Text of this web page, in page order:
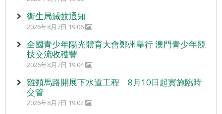
衛生局滅蚊通知
2026年8月7日 19:06
全國青少年陽光體育大會鄭州舉行 澳門青少年競
技交流收穫豐
2026年8月7日 19:04
雞頸馬路開展下水道工程 8月10日起實施臨時
交管
2026年8月7日 19:02